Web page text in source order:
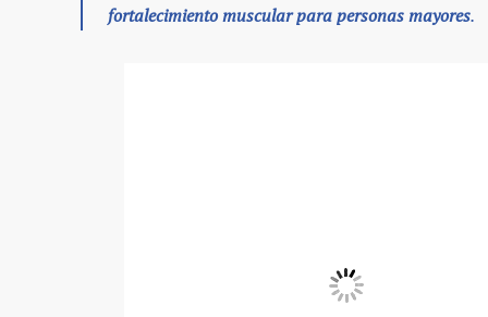
fortalecimiento muscular para personas mayores.